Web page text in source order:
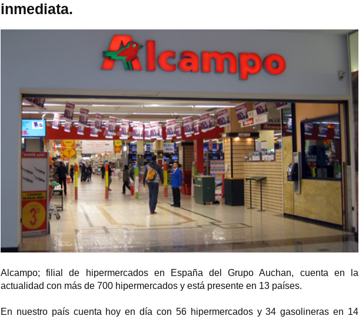
inmediata.
Alcampo; filial de hipermercados en España del Grupo Auchan, cuenta en la
actualidad con más de 700 hipermercados y está presente en 13 países.
En nuestro país cuenta hoy en día con 56 hipermercados y 34 gasolineras en 14